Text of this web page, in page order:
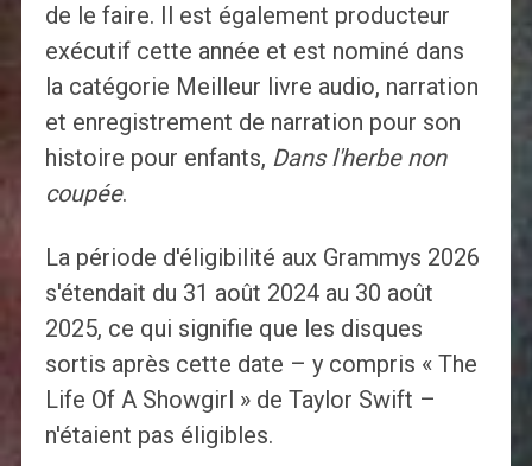
de le faire. Il est également producteur
exécutif cette année et est nominé dans
la catégorie Meilleur livre audio, narration
et enregistrement de narration pour son
histoire pour enfants, Dans l'herbe non
coupée.
La période d'éligibilité aux Grammys 2026
s'étendait du 31 août 2024 au 30 août
2025, ce qui signifie que les disques
sortis après cette date – y compris « The
Life Of A Showgirl » de Taylor Swift –
n'étaient pas éligibles.